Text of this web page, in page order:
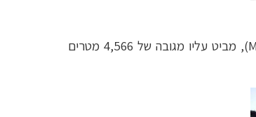
)
, מביט עליו מגובה של 4,566 מטרים